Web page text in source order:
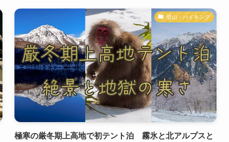
登山・ハイキング
極寒の厳冬期上高地で初テント泊 霧氷と北アルプスと